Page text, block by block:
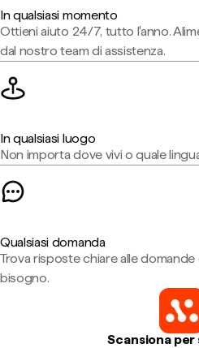
In qualsiasi momento
Ottieni aiuto 24/7, tutto l'anno.
dal nostro team di assistenza.
In qualsiasi luogo
Non importa dove vivi o quale
Qualsiasi domanda
Trova risposte chiare alle
bisogno.
Scansiona